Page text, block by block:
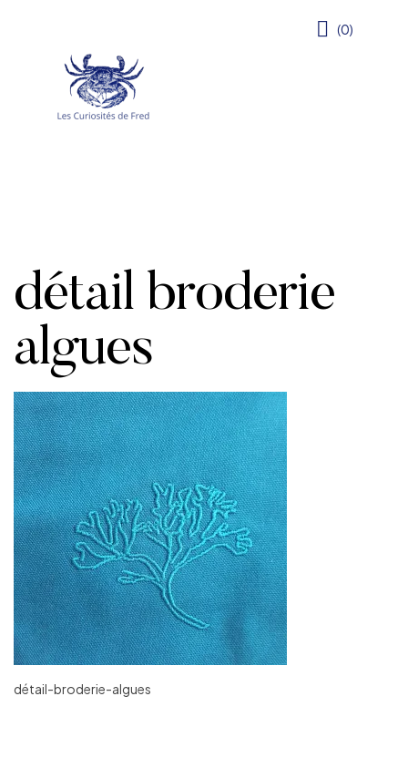
(0)
détail broderie
algues
détail-broderie-algues